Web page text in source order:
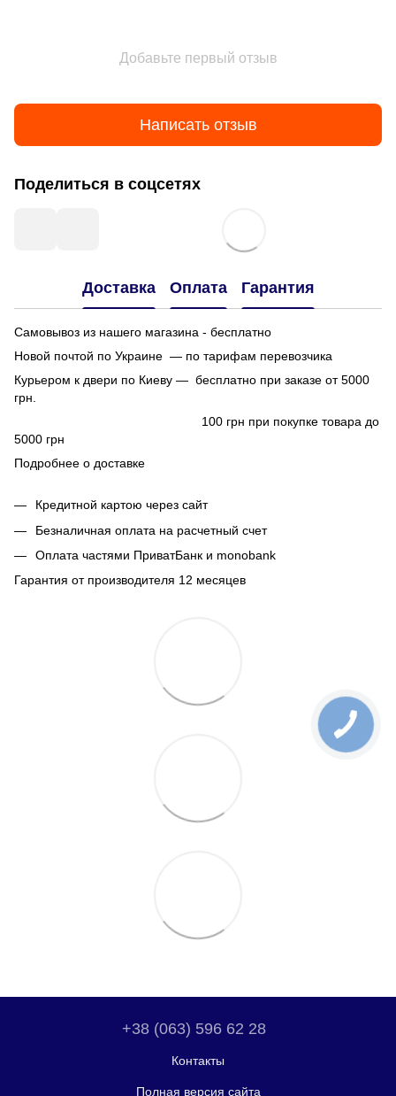
Добавьте первый отзыв
Написать отзыв
Поделиться в соцсетях
Доставка Оплата Гарантия
Самовывоз из нашего магазина - бесплатно
Новой почтой по Украине — по тарифам перевозчика
Курьером к двери по Киеву — бесплатно при заказе от 5000
грн.
100 грн при покупке товара до
5000 грн
Подробнее о доставке
Кредитной картою через сайт
Безналичная оплата на расчетный счет
Оплата частями ПриватБанк и monobank
Гарантия от производителя 12 месяцев
+38 (063) 596 62 28
Контакты
Полная версия сайта